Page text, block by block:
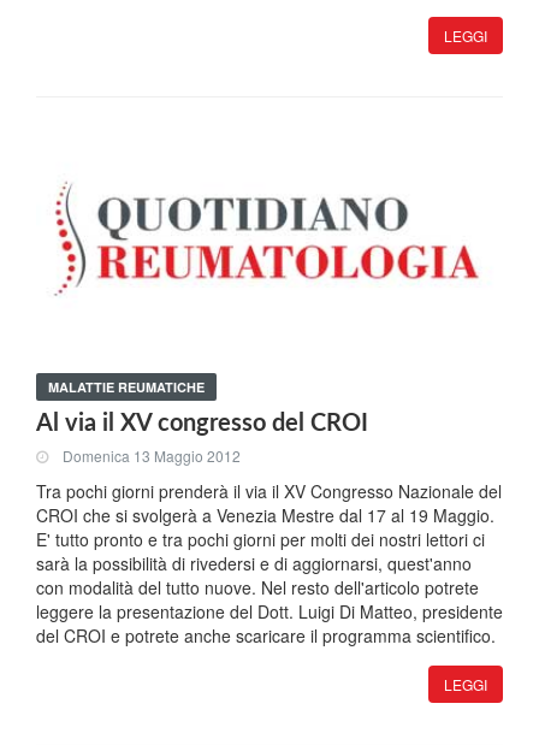
LEGGI
MALATTIE REUMATICHE
Al via il XV congresso del CROI
Domenica 13 Maggio 2012
Tra pochi giorni prenderà il via il XV Congresso Nazionale del
CROI che si svolgerà a Venezia Mestre dal 17 al 19 Maggio.
E' tutto pronto e tra pochi giorni per molti dei nostri lettori ci
sarà la possibilità di rivedersi e di aggiornarsi, quest'anno
con modalità del tutto nuove. Nel resto dell'articolo potrete
leggere la presentazione del Dott. Luigi Di Matteo, presidente
del CROI e potrete anche scaricare il programma scientifico.
LEGGI